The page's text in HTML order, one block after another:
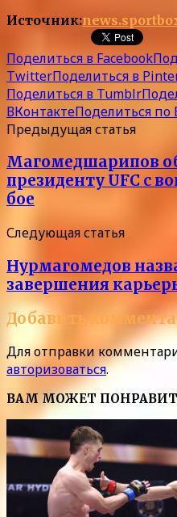
Источник:
Поделиться в Facebook
TwitterПоделиться в
Поделиться в Tumblr
ВКонтактеПоделиться по
Предыдущая статья
Магомедшарипов
президенту UFC с
бое
Следующая статья
Нурмагомедов
завершения
Добавить
Для отправки
авторизоваться.
ВАМ МОЖЕТ